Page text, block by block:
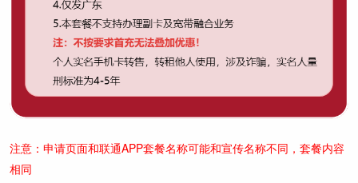
注意：申请页面和联通APP套餐名称可能和宣传名称不同，套餐内容
相同